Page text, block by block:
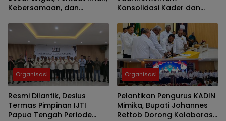
Kebersamaan, dan
Konsolidasi Kader dan
Mahasiswa dalam
Pembangunan Daerah
Organisasi
Resmi Dilantik, Desius
Termas Pimpinan IJTI
Papua Tengah Periode
Organisasi
Pelantikan Pengurus KADIN
Mimika, Bupati Johannes
Rettob Dorong Kolaborasi